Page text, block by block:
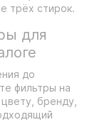
трёх стирок.
для
до
фильтры на
бренду,